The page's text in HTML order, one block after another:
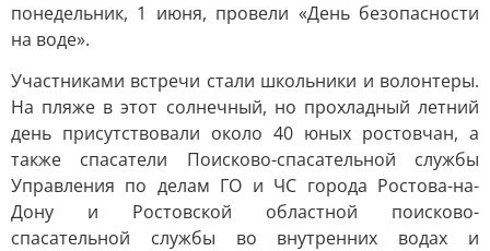
понедельник, 1 июня, провели «День безопасности
на воде».
Участниками встречи стали школьники и волонтеры.
На пляже в этот солнечный, но прохладный летний
день присутствовали около 40 юных ростовчан, а
также спасатели Поисково-спасательной службы
Управления по делам ГО и ЧС города Ростова-на-
Дону и Ростовской областной поисково-
спасательной службы во внутренних водах и